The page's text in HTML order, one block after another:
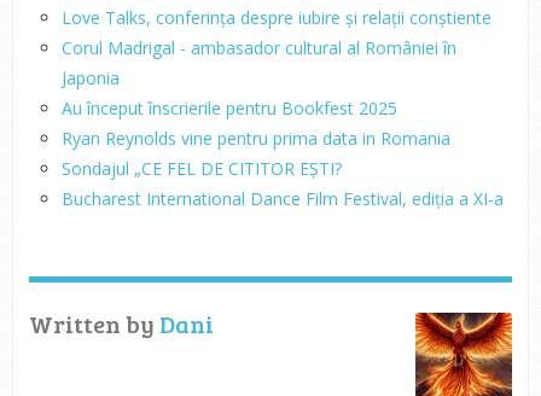
Love Talks, conferința despre iubire și relații conștiente
Corul Madrigal - ambasador cultural al României în
Japonia
Au început înscrierile pentru Bookfest 2025
Ryan Reynolds vine pentru prima data in Romania
Sondajul „CE FEL DE CITITOR EȘTI?
Bucharest International Dance Film Festival, ediția a XI-a
Written by Dani